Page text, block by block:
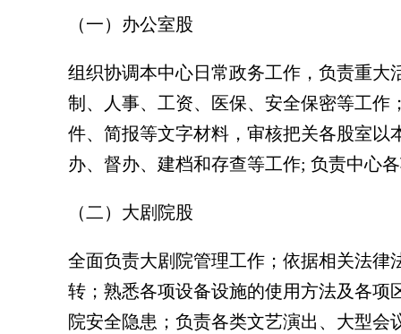
（一）办公室股
组织协调本中心日常政务工作，负责重
制、人事、工资、医保、安全保密等工
件、简报等文字材料，审核把关各股室
办、督办、建档和存查等工作; 负责中心
（二）大剧院股
全面负责大剧院管理工作；依据相关法
转；熟悉各项设备设施的使用方法及各
院安全隐患；负责各类文艺演出、大型